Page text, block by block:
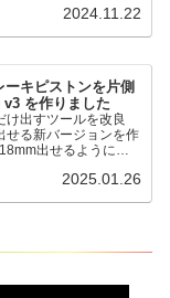
ストンを戻すツール」
ピス...
2024.11.22
キピストンを片側
を作りました
け出すツールを改良
せる新バージョンを作
出せるようにな
試しました。最も安全
めてますのでピストン
きると思います。前作
2025.01.26